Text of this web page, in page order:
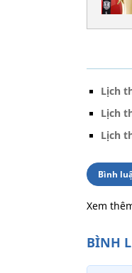
Lịch
Lịch
Lịch
Bình
Xem